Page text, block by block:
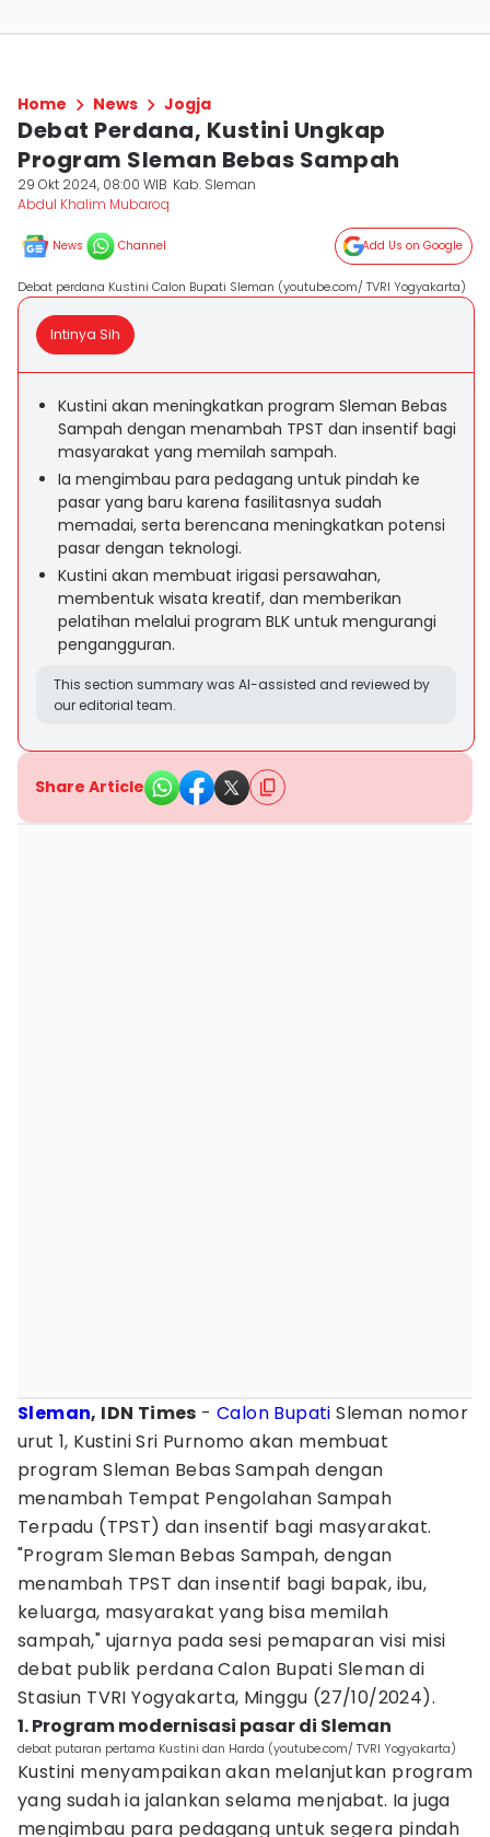
Home News Jogja
Debat Perdana, Kustini Ungkap
Program Sleman Bebas Sampah
29 Okt 2024, 08:00 WIB Kab. Sleman
Abdul Khalim Mubaroq
News Channel Add Us on Google
Debat perdana Kustini Calon Bupati Sleman (youtube.com/ TVRI Yogyakarta)
Intinya Sih
Kustini akan meningkatkan program Sleman Bebas
Sampah dengan menambah TPST dan insentif bagi
masyarakat yang memilah sampah.
Ia mengimbau para pedagang untuk pindah ke
pasar yang baru karena fasilitasnya sudah
memadai, serta berencana meningkatkan potensi
pasar dengan teknologi.
Kustini akan membuat irigasi persawahan,
membentuk wisata kreatif, dan memberikan
pelatihan melalui program BLK untuk mengurangi
pengangguran.
This section summary was AI-assisted and reviewed by
our editorial team.
Share Article
Sleman, IDN Times -Calon Bupati Sleman nomor
urut 1, Kustini Sri Purnomo akan membuat
program Sleman Bebas Sampah dengan
menambah Tempat Pengolahan Sampah
Terpadu (TPST) dan insentif bagi masyarakat.
"Program Sleman Bebas Sampah, dengan
menambah TPST dan insentif bagi bapak, ibu,
keluarga, masyarakat yang bisa memilah
sampah," ujarnya pada sesi pemaparan visi misi
debat publik perdana Calon Bupati Sleman di
Stasiun TVRI Yogyakarta, Minggu (27/10/2024).
1. Program modernisasi pasar di Sleman
debat putaran pertama Kustini dan Harda (youtube.com/ TVRI Yogyakarta)
Kustini menyampaikan akan melanjutkan program
yang sudah ia jalankan selama menjabat. Ia juga
mengimbau para pedagang untuk segera pindah